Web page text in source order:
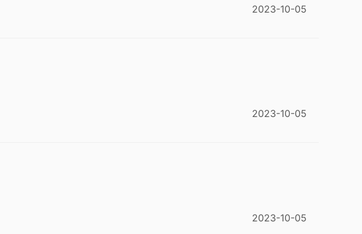
2023-10-05
2023-10-05
2023-10-05